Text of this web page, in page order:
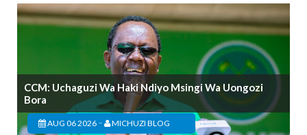
CCM: Uchaguzi Wa Haki Ndiyo Msingi Wa Uongozi
Bora
AUG 06 2026 - MICHUZI BLOG